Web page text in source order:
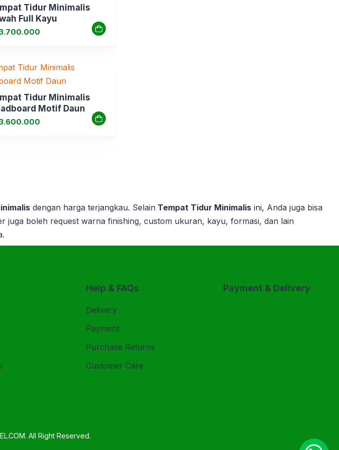
Tidur Minimalis
Full Kayu
Tidur Minimalis
Motif Daun
dengan harga terjangkau. Selain Tempat Tidur Minimalis ini, Anda juga bisa
juga boleh request warna finishing, custom ukuran, kayu, formasi, dan lain
Help & FAQs
Delivery
Payment
Purchase Returns
Customer Care
Payment & Delivery
. All Right Reserved.